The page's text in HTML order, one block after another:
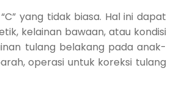
yang tidak biasa. Hal ini dapat
kelainan bawaan, atau kondisi
tulang belakang pada anak-
operasi untuk koreksi tulang